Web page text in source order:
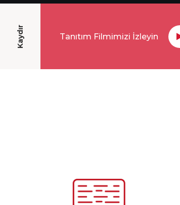
Kaydır Tanıtım Filmimizi İzleyin